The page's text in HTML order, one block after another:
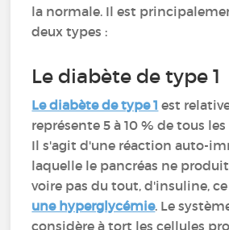
la normale. Il est
deux types :
Le diabète de type 1
Le diabète de type 1 est
représente 5 à 10 % de tous
Il s'agit d'une réaction auto-
laquelle le pancréas ne
voire pas du tout, d'insuline,
une hyperglycémie. Le
considère à tort les cellules